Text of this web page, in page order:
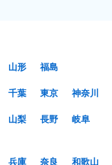
山形
福島
千葉 東京
神奈川
山梨 長野
岐阜
兵庫 奈良
和歌山